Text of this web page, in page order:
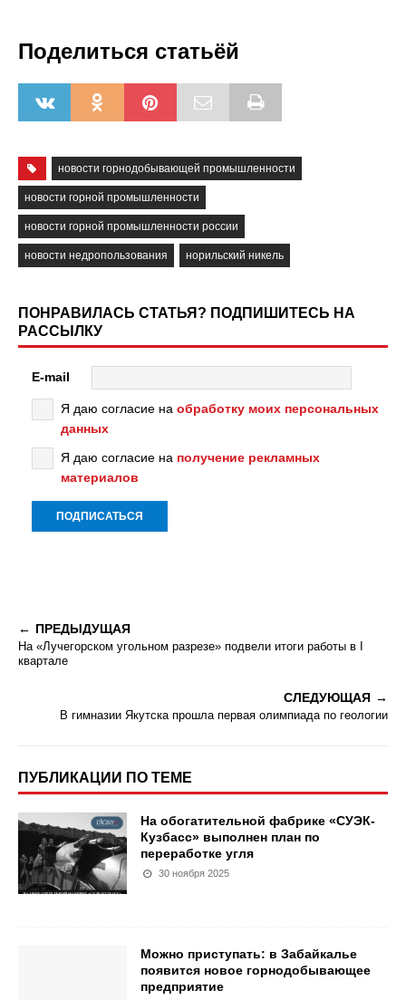
Поделиться статьёй
новости горнодобывающей промышленности
новости горной промышленности
новости горной промышленности россии
новости недропользования норильский никель
ПОНРАВИЛАСЬ СТАТЬЯ? ПОДПИШИТЕСЬ НА
РАССЫЛКУ
E-mail
Я даю согласие на обработку моих персональных
данных
Я даю согласие на получение рекламных
материалов
ПРЕДЫДУЩАЯ
На «Лучегорском угольном разрезе» подвели итоги работы в I
квартале
СЛЕДУЮЩАЯ
В гимназии Якутска прошла первая олимпиада по геологии
ПУБЛИКАЦИИ ПО ТЕМЕ
На обогатительной фабрике «СУЭК-
Кузбасс» выполнен план по
переработке угля
30 ноября 2025
Можно приступать: в Забайкалье
появится новое горнодобывающее
предприятие